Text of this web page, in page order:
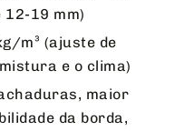
19 mm)
m³ (ajuste de
e o clima)
maior
da borda,